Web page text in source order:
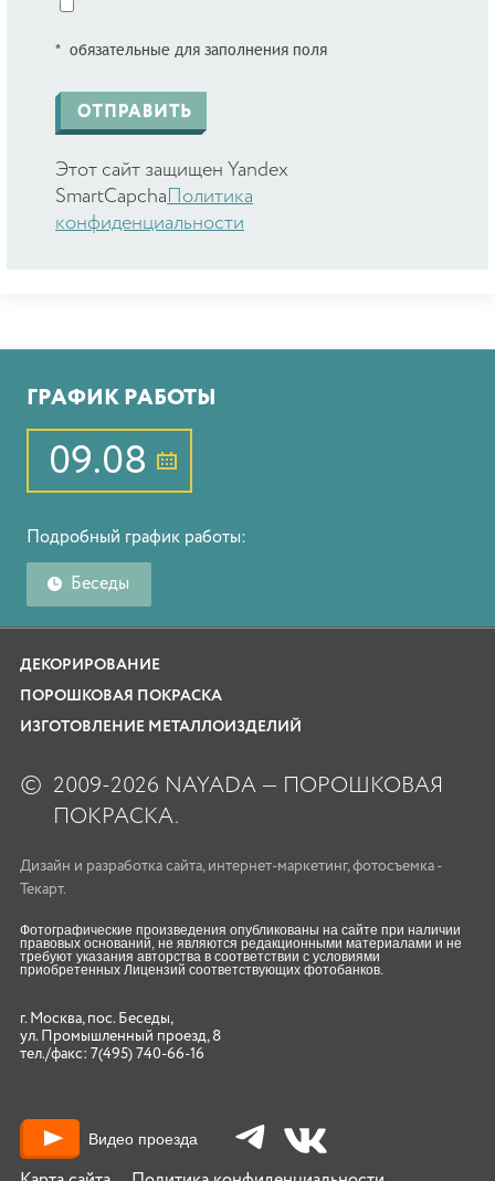
* обязательные для заполнения поля
Этот сайт защищен Yandex
SmartCapcha Политика
конфиденциальности
ГРАФИК РАБОТЫ
09.08
Подробный график работы:
Беседы
ДЕКОРИРОВАНИЕ
ПОРОШКОВАЯ ПОКРАСКА
ИЗГОТОВЛЕНИЕ МЕТАЛЛОИЗДЕЛИЙ
© 2009-2026 NAYADA — ПОРОШКОВАЯ
ПОКРАСКА.
Дизайн и разработка сайта, интернет-маркетинг,фотосъемка -
Текарт.
Фотографические произведения опубликованы на сайте при наличии
правовых оснований, не являются редакционными материалами и не
требуют указания авторства в соответствии с условиями
приобретенных Лицензий соответствующих фотобанков.
г. Москва, пос. Беседы,
ул. Промышленный проезд, 8
тел./факс: 7(495) 740-66-16
Видео проезда